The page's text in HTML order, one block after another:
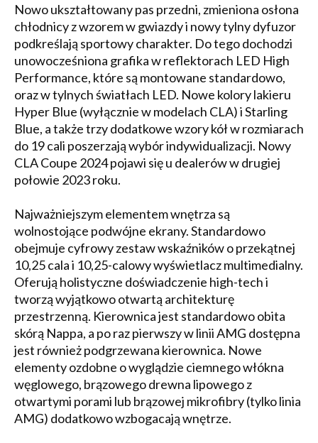
Nowo ukształtowany pas przedni, zmieniona osłona
chłodnicy z wzorem w gwiazdy i nowy tylny dyfuzor
podkreślają sportowy charakter. Do tego dochodzi
unowocześniona grafika w reflektorach LED High
Performance, które są montowane standardowo,
oraz w tylnych światłach LED. Nowe kolory lakieru
Hyper Blue (wyłącznie w modelach CLA) i Starling
Blue, a także trzy dodatkowe wzory kół w rozmiarach
do 19 cali poszerzają wybór indywidualizacji. Nowy
CLA Coupe 2024 pojawi się u dealerów w drugiej
połowie 2023 roku.
Najważniejszym elementem wnętrza są
wolnostojące podwójne ekrany. Standardowo
obejmuje cyfrowy zestaw wskaźników o przekątnej
10,25 cala i 10,25-calowy wyświetlacz multimedialny.
Oferują holistyczne doświadczenie high-tech i
tworzą wyjątkowo otwartą architekturę
przestrzenną. Kierownica jest standardowo obita
skórą Nappa, a po raz pierwszy w linii AMG dostępna
jest również podgrzewana kierownica. Nowe
elementy ozdobne o wyglądzie ciemnego włókna
węglowego, brązowego drewna lipowego z
otwartymi porami lub brązowej mikrofibry (tylko linia
AMG) dodatkowo wzbogacają wnętrze.